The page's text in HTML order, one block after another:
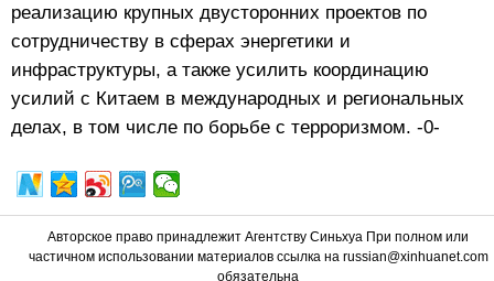
реализацию крупных двусторонних проектов по
сотрудничеству в сферах энергетики и
инфраструктуры, а также усилить координацию
усилий с Китаем в международных и региональных
делах, в том числе по борьбе с терроризмом. -0-
Авторское право принадлежит Агентству Синьхуа При полном или
частичном использовании материалов ссылка на russian@xinhuanet.com
обязательна